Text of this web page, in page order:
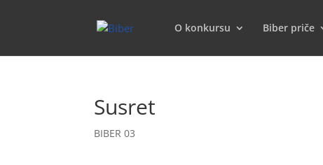
O konkursu Biber priče
Susret
BIBER 03